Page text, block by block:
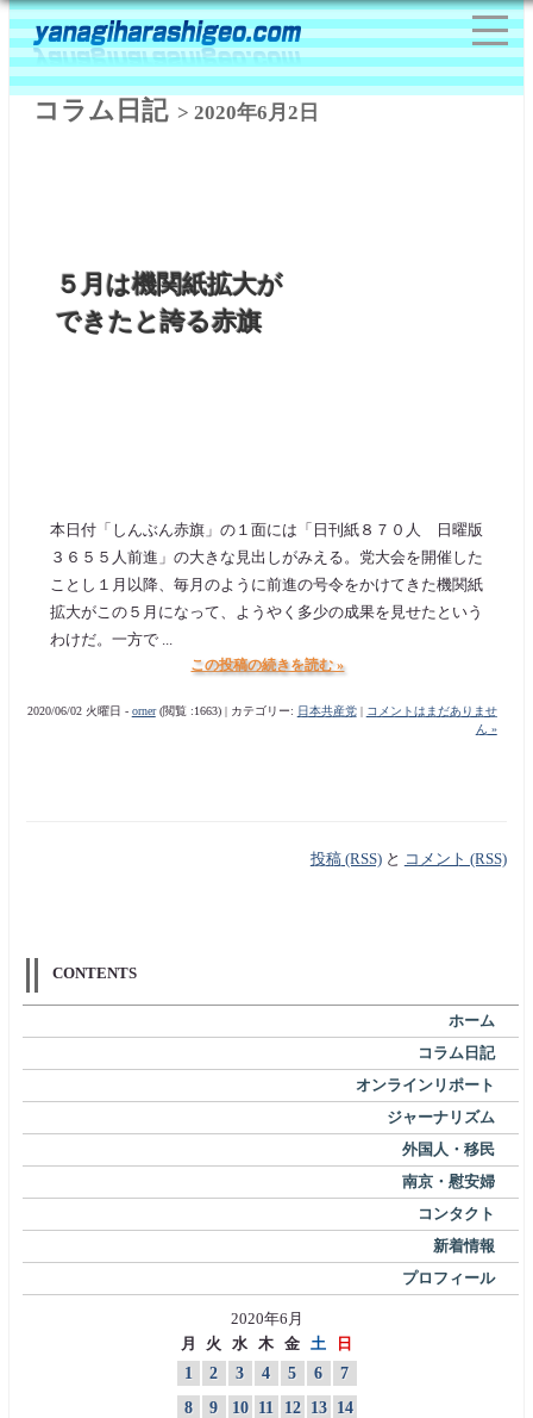
コラム日記> 2020年6月2日
５月は機関紙拡大が
できたと誇る赤旗
本日付「しんぶん赤旗」の１面には「日刊紙８７０人 日曜版
３６５５人前進」の大きな見出しがみえる。党大会を開催した
ことし１月以降、毎月のように前進の号令をかけてきた機関紙
拡大がこの５月になって、ようやく多少の成果を見せたという
わけだ。一方で ...
この投稿の続きを読む »
2020/06/02 火曜日 - orner(閲覧 :1663) | カテゴリー: 日本共産党|
コメントはまだありませ
ん »
投稿 (RSS)と コメント (RSS)
CONTENTS
ホーム
コラム日記
オンラインリポート
ジャーナリズム
外国人・移民
南京・慰安婦
コンタクト
新着情報
プロフィール
2020年6月
月
火 水 木 金 土 日
1 2 3 4 5 6
7
8
9 10 11 12 13
14